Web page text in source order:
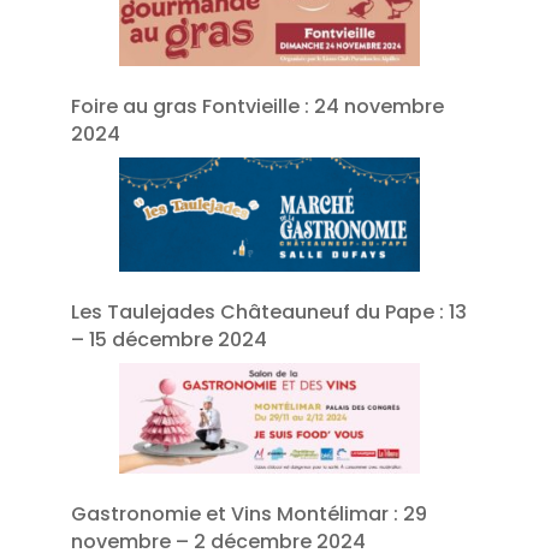
Foire au gras Fontvieille : 24 novembre
2024
Les Taulejades Châteauneuf du Pape : 13
– 15 décembre 2024
Gastronomie et Vins Montélimar : 29
novembre – 2 décembre 2024